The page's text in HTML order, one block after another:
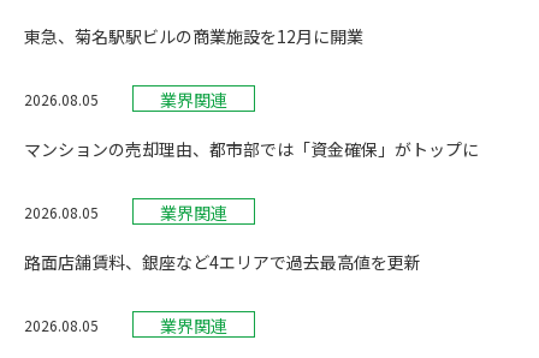
東急、菊名駅駅ビルの商業施設を12月に開業
2026.08.05 業界関連
マンションの売却理由、都市部では「資金確保」がトップに
2026.08.05 業界関連
路面店舗賃料、銀座など4エリアで過去最高値を更新
2026.08.05 業界関連